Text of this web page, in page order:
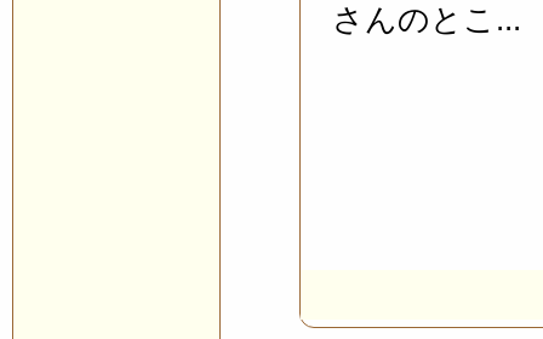
さんのとこ...